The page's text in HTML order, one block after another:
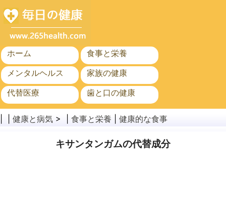
ホーム
食事と栄養
メンタルヘルス
家族の健康
代替医療
歯と口の健康
がん
公衆衛生
健康と病気 > | 食事と栄養 健康的な食事
キサンタンガムの代替成分